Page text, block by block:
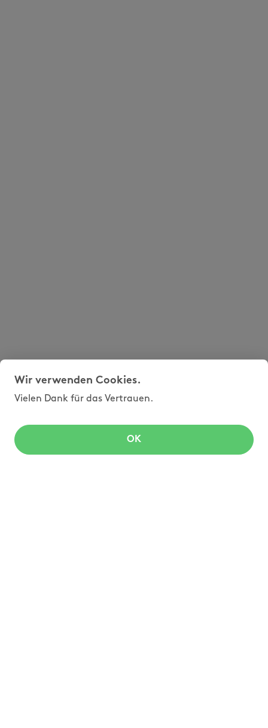
Wir verwenden Cookies.
Vielen Dank für das Vertrauen.
OK